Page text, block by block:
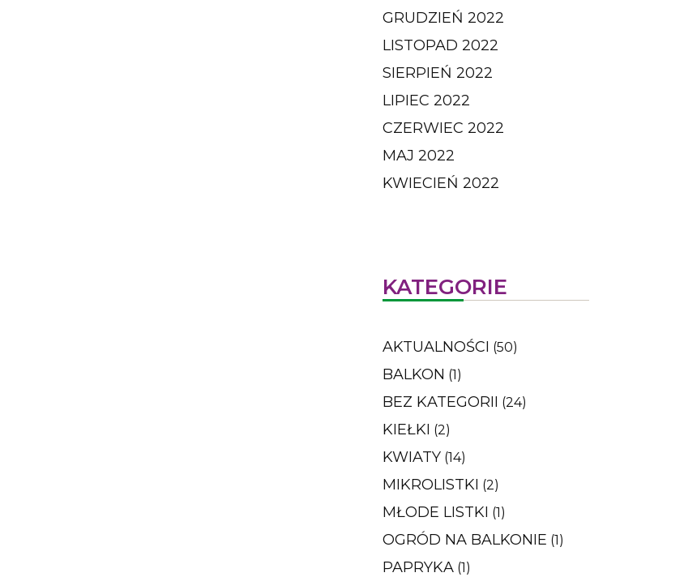
GRUDZIEŃ 2022
LISTOPAD 2022
SIERPIEŃ 2022
LIPIEC 2022
CZERWIEC 2022
MAJ 2022
KWIECIEŃ 2022
KATEGORIE
AKTUALNOŚCI (50)
BALKON (1)
BEZ KATEGORII (24)
KIEŁKI (2)
KWIATY (14)
MIKROLISTKI (2)
MŁODE LISTKI (1)
OGRÓD NA BALKONIE (1)
PAPRYKA (1)